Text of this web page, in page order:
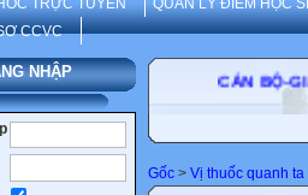
TRỰC TUYẾN
QUẢN LÝ ĐIỂM HỌC
CCVC
NHẬP CÁN BỘ-GIÁO
Gốc > Vị thuốc quanh ta